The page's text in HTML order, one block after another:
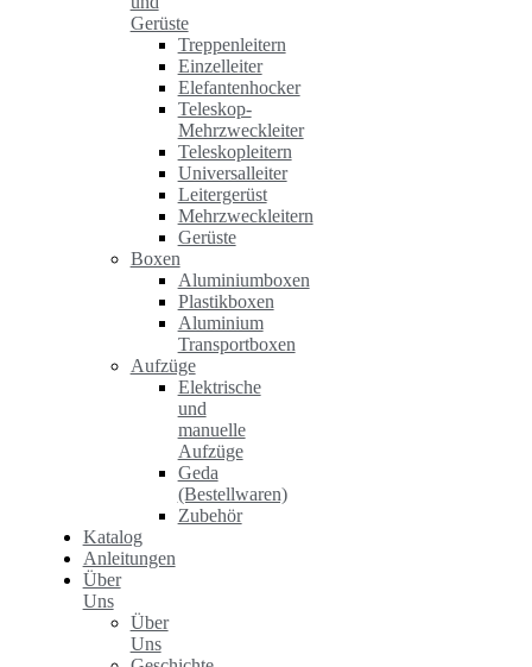
Gerüste
Treppenleitern
Einzelleiter
Elefantenhocker
Teleskop-
Mehrzweckleiter
Teleskopleitern
Universalleiter
Leitergerüst
Mehrzweckleitern
Gerüste
Boxen
Aluminiumboxen
Plastikboxen
Aluminium
Transportboxen
Aufzüge
Elektrische
und
manuelle
Aufzüge
Geda
(Bestellwaren)
Zubehör
Katalog
Anleitungen
Über
Uns
Über
Uns